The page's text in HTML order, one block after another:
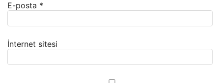
E-posta *
İnternet sitesi